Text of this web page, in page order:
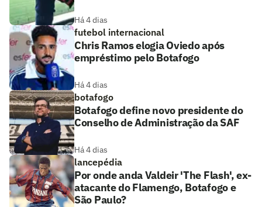
Há 4 dias
futebol internacional
Chris Ramos elogia Oviedo após
empréstimo pelo Botafogo
Há 4 dias
botafogo
Botafogo define novo presidente do
Conselho de Administração da SAF
Há 4 dias
lancepédia
Por onde anda Valdeir 'The Flash', ex-
atacante do Flamengo, Botafogo e
São Paulo?